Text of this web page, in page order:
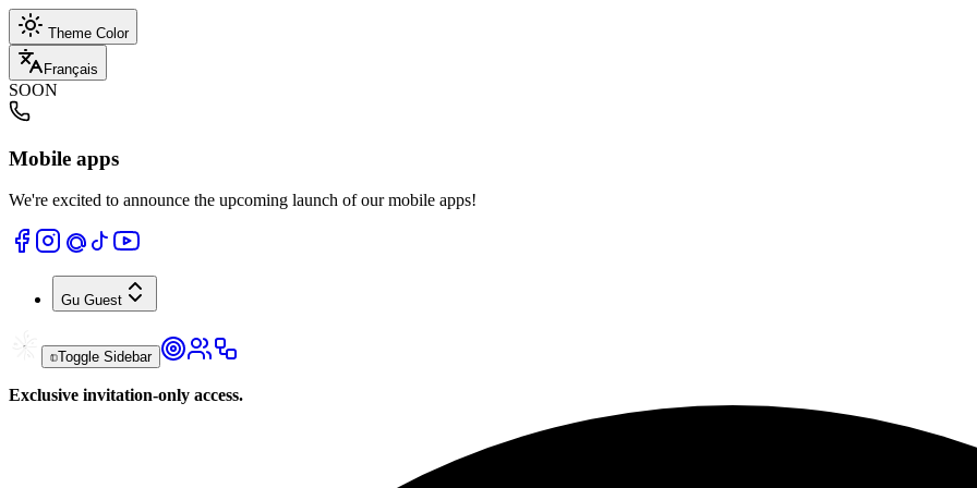
Theme Color
Français
SOON
Mobile apps
We're excited to announce the upcoming launch of our mobile apps!
Gu Guest
Toggle Sidebar
Exclusive invitation-only access.